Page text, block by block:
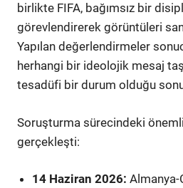
birlikte FIFA, bağımsız bir
görevlendirerek görüntüleri
Yapılan değerlendirmeler
herhangi bir ideolojik mesaj
tesadüfi bir durum olduğu
Soruşturma sürecindeki
gerçekleşti:
14 Haziran 2026: Almanya-